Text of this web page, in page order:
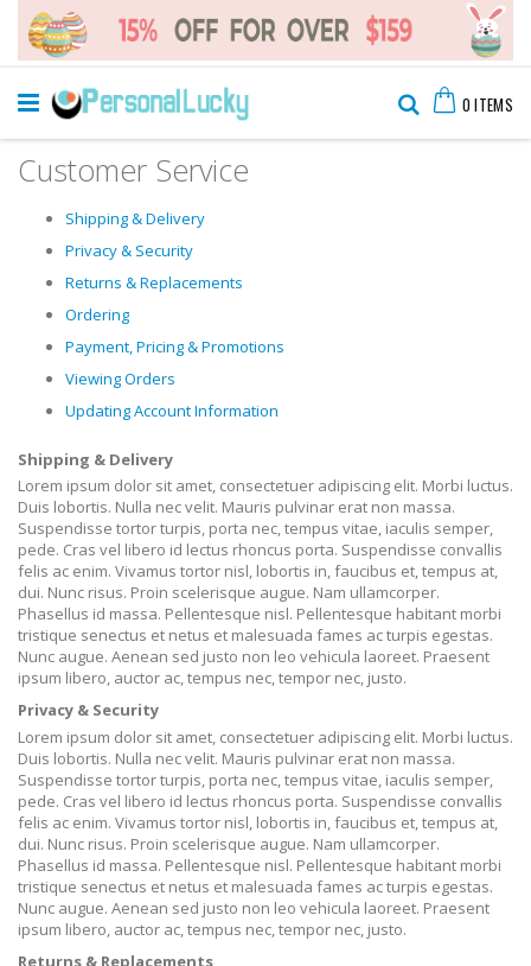
to
Content
0 ITEMS
Search
Customer Service
Shipping & Delivery
Privacy & Security
Returns & Replacements
Ordering
Payment, Pricing & Promotions
Viewing Orders
Updating Account Information
Shipping & Delivery
Lorem ipsum dolor sit amet, consectetuer adipiscing elit. Morbi luctus.
Duis lobortis. Nulla nec velit. Mauris pulvinar erat non massa.
Suspendisse tortor turpis, porta nec, tempus vitae, iaculis semper,
pede. Cras vel libero id lectus rhoncus porta. Suspendisse convallis
felis ac enim. Vivamus tortor nisl, lobortis in, faucibus et, tempus at,
dui. Nunc risus. Proin scelerisque augue. Nam ullamcorper.
Phasellus id massa. Pellentesque nisl. Pellentesque habitant morbi
tristique senectus et netus et malesuada fames ac turpis egestas.
Nunc augue. Aenean sed justo non leo vehicula laoreet. Praesent
ipsum libero, auctor ac, tempus nec, tempor nec, justo.
Privacy & Security
Lorem ipsum dolor sit amet, consectetuer adipiscing elit. Morbi luctus.
Duis lobortis. Nulla nec velit. Mauris pulvinar erat non massa.
Suspendisse tortor turpis, porta nec, tempus vitae, iaculis semper,
pede. Cras vel libero id lectus rhoncus porta. Suspendisse convallis
felis ac enim. Vivamus tortor nisl, lobortis in, faucibus et, tempus at,
dui. Nunc risus. Proin scelerisque augue. Nam ullamcorper.
Phasellus id massa. Pellentesque nisl. Pellentesque habitant morbi
tristique senectus et netus et malesuada fames ac turpis egestas.
Nunc augue. Aenean sed justo non leo vehicula laoreet. Praesent
ipsum libero, auctor ac, tempus nec, tempor nec, justo.
Returns & Replacements